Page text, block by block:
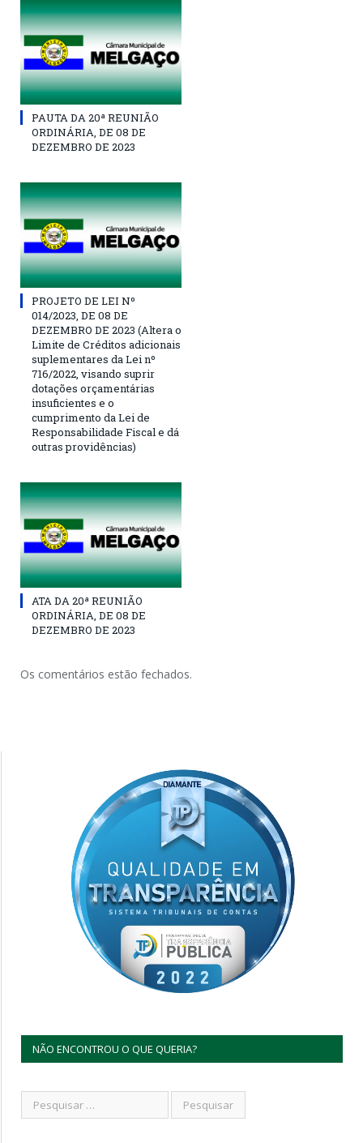
PAUTA DA 20ª REUNIÃO
ORDINÁRIA, DE 08 DE
DEZEMBRO DE 2023
PROJETO DE LEI Nº
014/2023, DE 08 DE
DEZEMBRO DE 2023 (Altera o
Limite de Créditos adicionais
suplementares da Lei nº
716/2022, visando suprir
dotações orçamentárias
insuficientes e o
cumprimento da Lei de
Responsabilidade Fiscal e dá
outras providências)
ATA DA 20ª REUNIÃO
ORDINÁRIA, DE 08 DE
DEZEMBRO DE 2023
Os comentários estão fechados.
NÃO ENCONTROU O QUE QUERIA?